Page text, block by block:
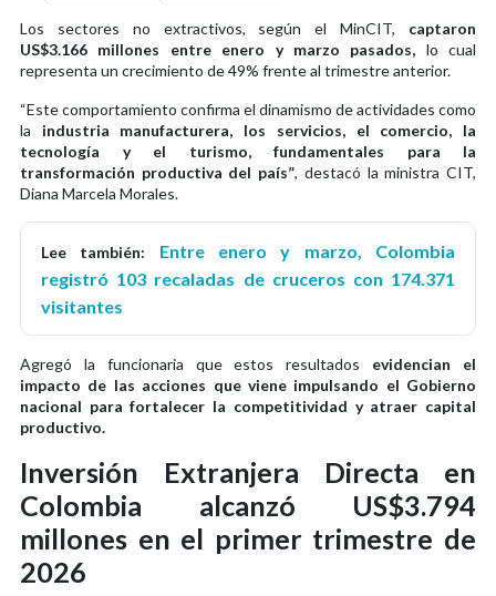
Los sectores no extractivos, según el MinCIT, captaron
US$3.166 millones entre enero y marzo pasados, lo cual
representa un crecimiento de 49% frente al trimestre anterior.
“Este comportamiento confirma el dinamismo de actividades como
la industria manufacturera, los servicios, el comercio, la
tecnología y el turismo, fundamentales para la
transformación productiva del país”, destacó la ministra CIT,
Diana Marcela Morales.
Lee también: Entre enero y marzo, Colombia
registró 103 recaladas de cruceros con 174.371
visitantes
Agregó la funcionaria que estos resultados evidencian el
impacto de las acciones que viene impulsando el Gobierno
nacional para fortalecer la competitividad y atraer capital
productivo.
Inversión Extranjera Directa en
Colombia alcanzó US$3.794
millones en el primer trimestre de
2026